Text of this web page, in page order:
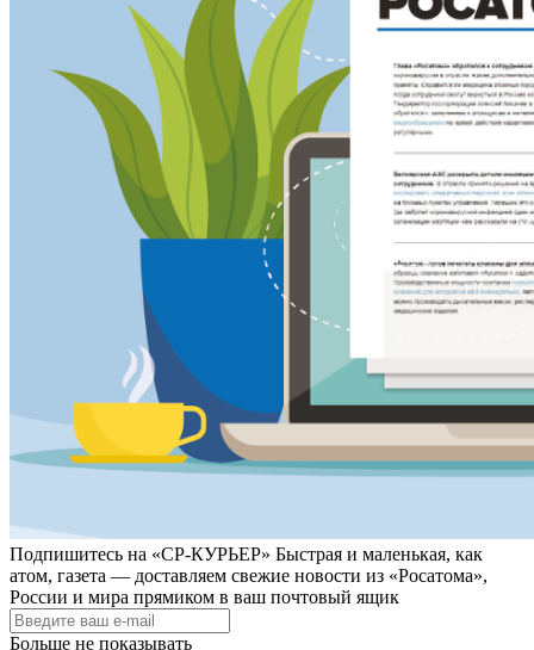
Подпишитесь на «СР-КУРЬЕР» Быстрая и маленькая, как
атом, газета — доставляем свежие новости из «Росатома»,
России и мира прямиком в ваш почтовый ящик
Больше не показывать